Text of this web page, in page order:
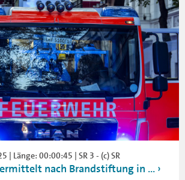
| Länge: 00:00:45 | SR 3 - (c) SR
nach Brandstiftung in ...